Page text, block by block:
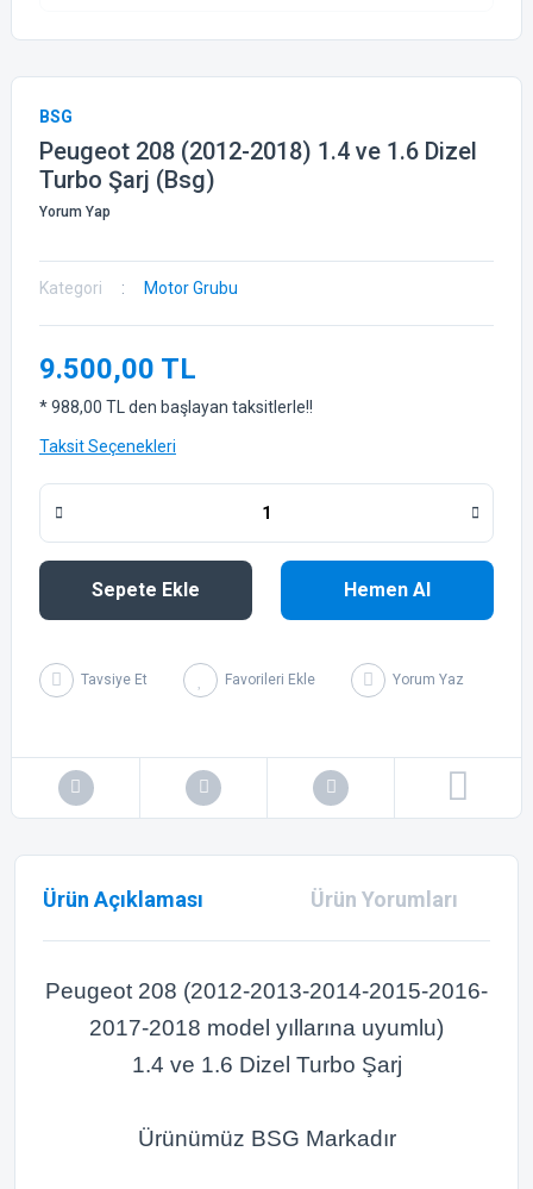
BSG
Peugeot 208 (2012-2018) 1.4 ve 1.6 Dizel
Turbo Şarj (Bsg)
Yorum Yap
Kategori Motor Grubu
9.500,00 TL
* 988,00 TL den başlayan taksitlerle!!
Taksit Seçenekleri
Sepete Ekle Hemen Al
Tavsiye Et Yorum Yaz
Ürün Açıklaması Ürün Yorumları
Peugeot 208 (2012-2013-2014-2015-2016-
2017-2018 model yıllarına uyumlu)
1.4 ve 1.6 Dizel Turbo Şarj
Ürünümüz BSG Markadır